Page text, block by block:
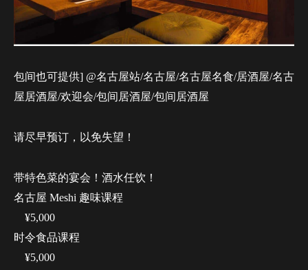
包间也可提供] @名古屋站/名古屋/名古屋名食/居酒屋/名古
屋居酒屋/欢迎会/包间居酒屋/包间居酒屋
请尽早预订，以免失望！
带特色菜的宴会！酒水任饮！
名古屋 Meshi 趣味课程
¥5,000
时令食品课程
¥5,000